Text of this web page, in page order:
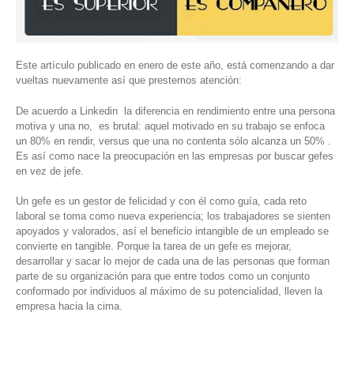
Este artículo publicado en enero de este año, está comenzando a dar
vueltas nuevamente así que prestemos atención:
De acuerdo a Linkedin la diferencia en rendimiento entre una persona
motiva y una no, es brutal: aquel motivado en su trabajo se enfoca
un 80% en rendir, versus que una no contenta sólo alcanza un 50% .
Es así como nace la preocupación en las empresas por buscar gefes
en vez de jefe.
Un gefe es un gestor de felicidad y con él como guía, cada reto
laboral se toma como nueva experiencia; los trabajadores se sienten
apoyados y valorados, así el beneficio intangible de un empleado se
convierte en tangible. Porque la tarea de un gefe es mejorar,
desarrollar y sacar lo mejor de cada una de las personas que forman
parte de su organización para que entre todos como un conjunto
conformado por individuos al máximo de su potencialidad, lleven la
empresa hacia la cima.